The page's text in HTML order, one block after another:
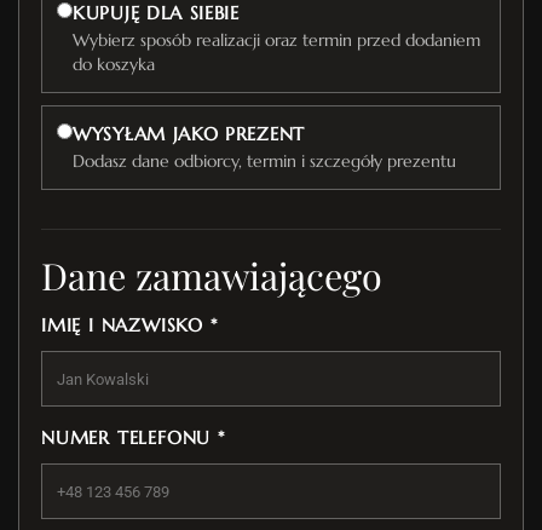
KUPUJĘ DLA SIEBIE
Wybierz sposób realizacji oraz termin przed dodaniem
do koszyka
WYSYŁAM JAKO PREZENT
Dodasz dane odbiorcy, termin i szczegóły prezentu
Dane zamawiającego
IMIĘ I NAZWISKO *
NUMER TELEFONU *